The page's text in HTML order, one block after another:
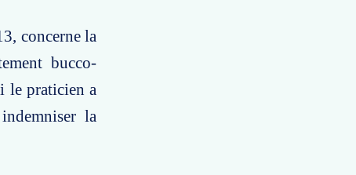
concerne la
bucco-
le praticien a
la